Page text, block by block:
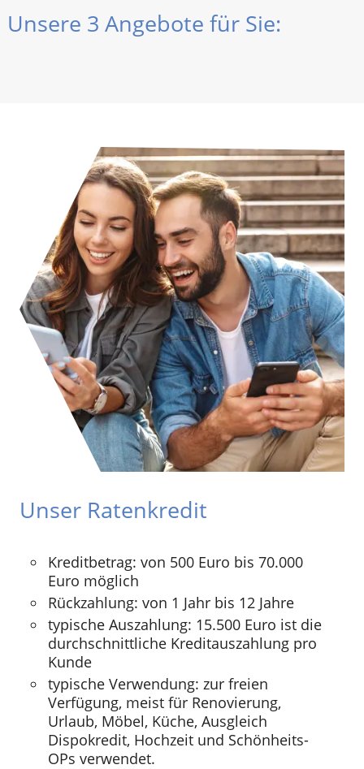
Unsere 3 Angebote für Sie:
Unser Ratenkredit
Kreditbetrag: von 500 Euro bis 70.000
Euro möglich
Rückzahlung: von 1 Jahr bis 12 Jahre
typische Auszahlung: 15.500 Euro ist die
durchschnittliche Kreditauszahlung pro
Kunde
typische Verwendung: zur freien
Verfügung, meist für Renovierung,
Urlaub, Möbel, Küche, Ausgleich
Dispokredit, Hochzeit und Schönheits-
OPs verwendet.